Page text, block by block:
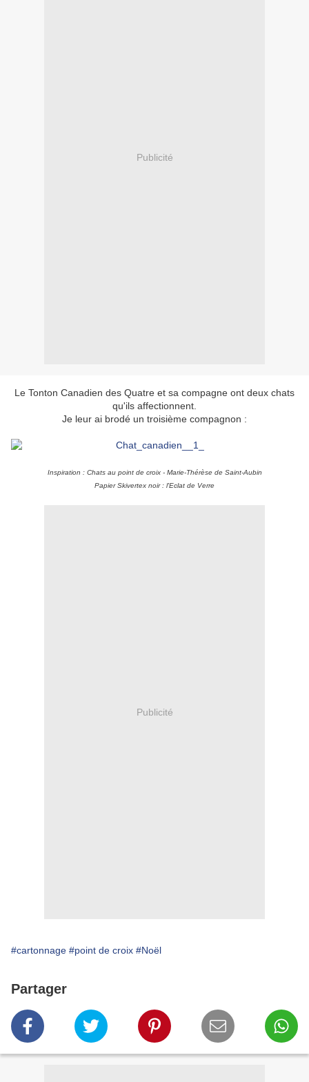
Publicité
Le Tonton Canadien des Quatre et sa compagne ont deux chats
qu'ils affectionnent.
Je leur ai brodé un troisième compagnon :
Inspiration : Chats au point de croix - Marie-Thérèse de Saint-Aubin
Papier Skivertex noir : l'Eclat de Verre
Publicité
#cartonnage #point de croix #Noël
Partager